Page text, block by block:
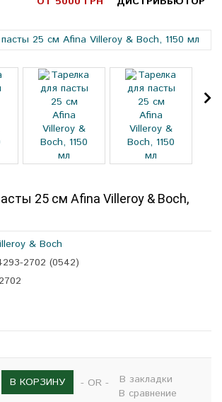
25 см Afina Villeroy & Boch,
& Boch
2702 (0542)
В КОРЗИНУ - OR -
В закладки
В сравнение